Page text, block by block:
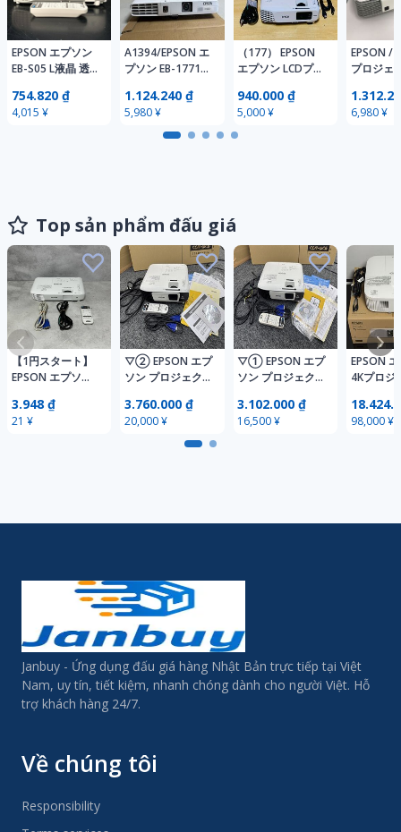
EPSON エプソン
EB-S05 L液晶 透
ェクター 3200ル
ーメン ビジネス
754.820 ₫
4,015 ¥
A1394/EPSON エ
プソン EB-1771W
映像機器 ランプ
使用時間 626h
33h 通電確認の
1.124.240 ₫
5,980 ¥
（177） EPSON
エプソン LCDプロ
ジェクター EB-
S18 H552D ジャ
ンク
940.000 ₫
5,000 ¥
EPSON /
プロジェ
メン ラン
時間：
6,980 ¥
Top sản phẩm đấu giá
【1円スタート】
EPSON エプソン
クター 付属品有
り
3.948 ₫
21 ¥
▽② EPSON エプ
ソン プロジェク
3600lm UWXGA
KB252231
3.760.000 ₫
20,000 ¥
▽① EPSON エプ
ソン プロジェク
3600lm UWXGA
KB253986
3.102.000 ₫
16,500 ¥
EPSON
4Kプロジ
2800lm
送料無料
98,000 ¥
Janbuy - Ứng dụng đấu giá hàng Nhật Bản trực tiếp tại Việt
Nam, uy tín, tiết kiệm, nhanh chóng dành cho người Việt. Hỗ
trợ khách hàng 24/7.
Về chúng tôi
Responsibility